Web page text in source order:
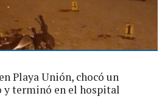
Playa Unión, chocó un
y terminó en el hospital